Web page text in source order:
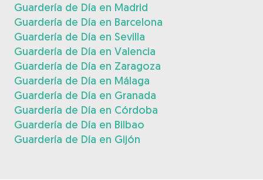
Guardería de Día en Madrid
Guardería de Día en Barcelona
Guardería de Día en Sevilla
Guardería de Día en Valencia
Guardería de Día en Zaragoza
Guardería de Día en Málaga
Guardería de Día en Granada
Guardería de Día en Córdoba
Guardería de Día en Bilbao
Guardería de Día en Gijón